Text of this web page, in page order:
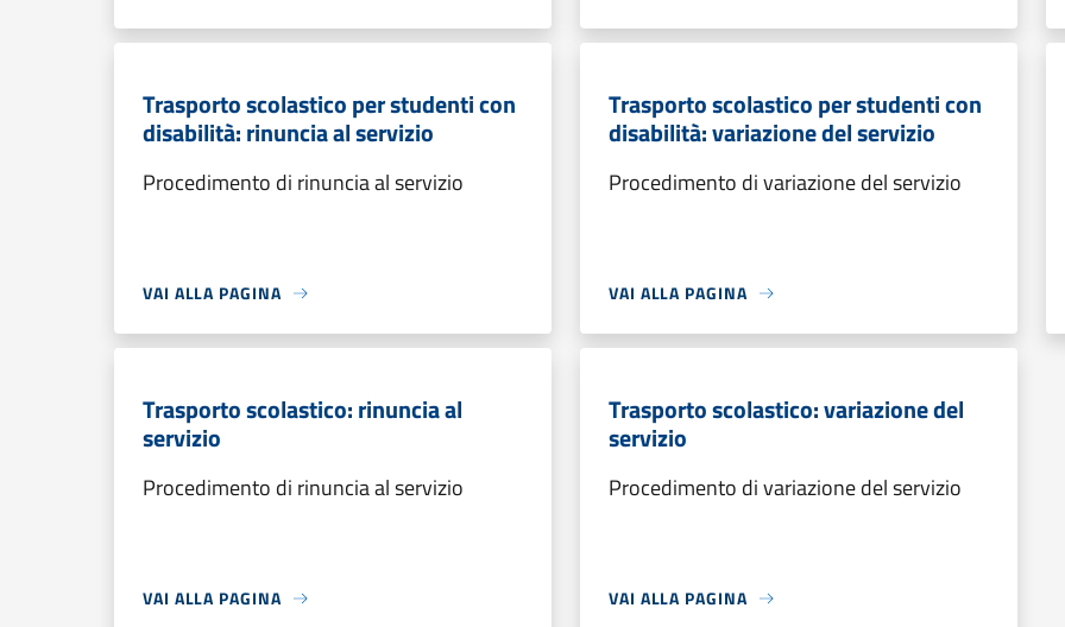
Trasporto scolastico per studenti con
disabilità: rinuncia al servizio
Procedimento di rinuncia al servizio
VAI ALLA PAGINA
Trasporto scolastico per studenti con
disabilità: variazione del servizio
Procedimento di variazione del servizio
VAI ALLA PAGINA
Trasporto scolastico: rinuncia al
servizio
Procedimento di rinuncia al servizio
VAI ALLA PAGINA
Trasporto scolastico: variazione del
servizio
Procedimento di variazione del servizio
VAI ALLA PAGINA